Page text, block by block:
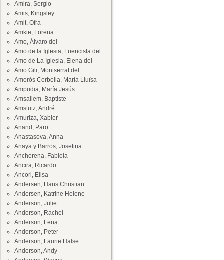
Amira, Sergio
Amis, Kingsley
Amit, Ofra
Amkie, Lorena
Amo, Álvaro del
Amo de la Iglesia, Fuencisla del
Amo de La Iglesia, Elena del
Amo Gili, Montserrat del
Amorós Corbella, María Lluïsa
Ampudia, María Jesús
Amsallem, Baptiste
Amstutz, André
Amuriza, Xabier
Anand, Paro
Anastasova, Anna
Anaya y Barros, Josefina
Anchorena, Fabiola
Ancira, Ricardo
Ancori, Elisa
Andersen, Hans Christian
Andersen, Katrine Helene
Anderson, Julie
Anderson, Rachel
Anderson, Lena
Anderson, Peter
Anderson, Laurie Halse
Anderson, Andy